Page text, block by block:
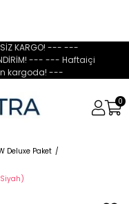
KARGO! --- ---
--- --- Haftaiçi
kargoda! ---
0
Deluxe Paket